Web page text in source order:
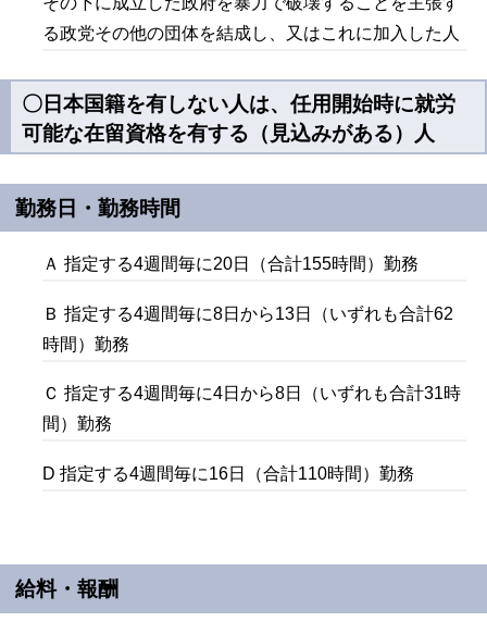
る政党その他の団体を結成し、又はこれに加入した人
〇日本国籍を有しない人は、任用開始時に就労
可能な在留資格を有する（見込みがある）人
勤務日・勤務時間
Ａ 指定する4週間毎に20日（合計155時間）勤務
Ｂ 指定する4週間毎に8日から13日（いずれも合計62
時間）勤務
Ｃ 指定する4週間毎に4日から8日（いずれも合計31時
間）勤務
D 指定する4週間毎に16日（合計110時間）勤務
給料・報酬